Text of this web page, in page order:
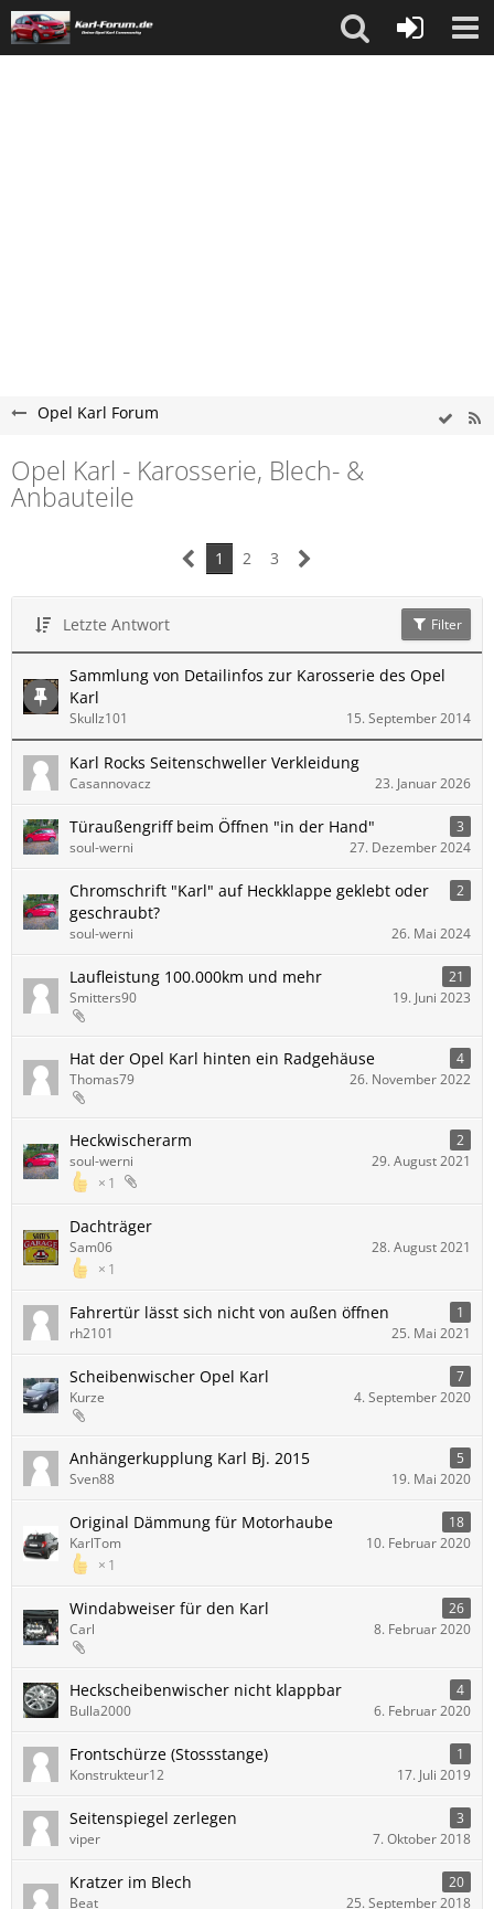
Opel Karl Forum
Opel Karl - Karosserie, Blech- &
Anbauteile
1 2 3
Letzte Antwort Filter
Sammlung von Detailinfos zur Karosserie des Opel
Karl
Skullz101 15. September 2014
Karl Rocks Seitenschweller Verkleidung
Casannovacz 23. Januar 2026
Türaußengriff beim Öffnen "in der Hand"
3
soul-werni
27. Dezember 2024
Chromschrift "Karl" auf Heckklappe geklebt oder
geschraubt?
2
soul-werni 26. Mai 2024
Laufleistung 100.000km und mehr
21
Smitters90
19. Juni 2023
Hat der Opel Karl hinten ein Radgehäuse
4
Thomas79
26. November 2022
Heckwischerarm 2
1
soul-werni 29. August 2021
Dachträger
1
Sam06 28. August 2021
Fahrertür lässt sich nicht von außen öffnen
1
rh2101
25. Mai 2021
Scheibenwischer Opel Karl
7
Kurze
4. September 2020
Anhängerkupplung Karl Bj. 2015
5
Sven88
19. Mai 2020
Original Dämmung für Motorhaube 18
1
KarlTom 10. Februar 2020
Windabweiser für den Karl
26
Carl
8. Februar 2020
Heckscheibenwischer nicht klappbar
4
Bulla2000
6. Februar 2020
Frontschürze (Stossstange)
1
Konstrukteur12
17. Juli 2019
Seitenspiegel zerlegen
3
viper
7. Oktober 2018
Kratzer im Blech
20
Beat
25. September 2018